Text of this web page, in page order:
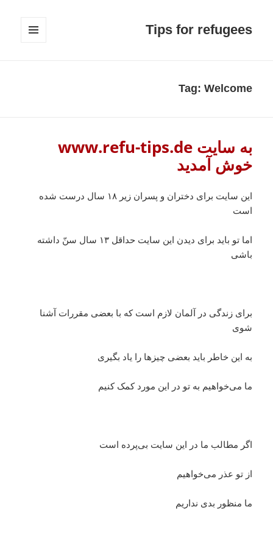
Tips for refugees
Tag: Welcome
به سایت www.refu-tips.de
خوش آمدید
این سایت برای دختران و پسران زیر ۱۸ سال درست شده
است
اما تو باید برای دیدن این سایت حداقل ۱۳ سال سنّ داشته
باشی‌
برای زندگی در آلمان لازم است که با بعضی‌ مقررات آشنا
شوی
به این خاطر باید بعضی‌ چیزها را یاد بگیری
ما می‌خواهیم به تو در این مورد کمک کنیم
اگر مطالب ما در این سایت بی‌پرده است
از تو عذر می‌خواهیم
ما منظور بدی نداریم